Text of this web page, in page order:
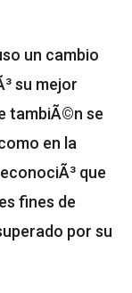
un cambio
su mejor
tambiÃ©n se
en la
que
fines de
por su